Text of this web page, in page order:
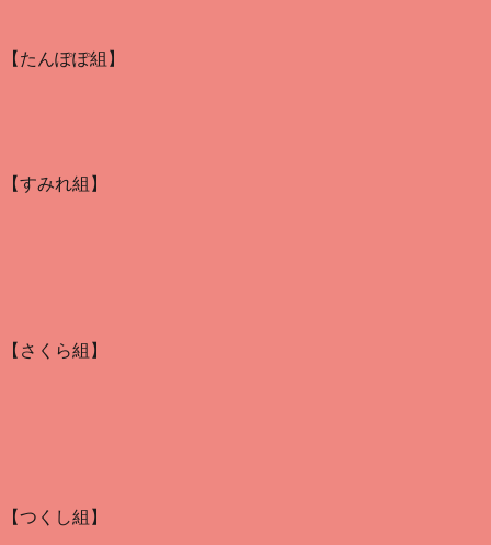
【たんぽぽ組】
【すみれ組】
【さくら組】
【つくし組】